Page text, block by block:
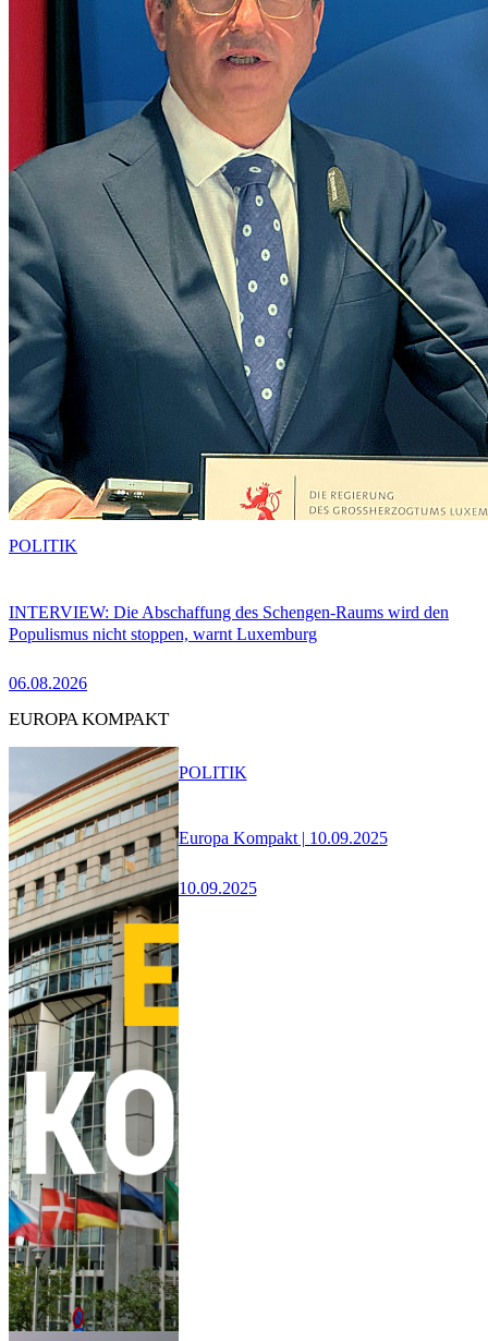
INTERVIEW: Die Abschaffung des Schengen-Raums wird den
Populismus nicht stoppen, warnt Luxemburg
06.08.2026
POLITIK
EUROPA KOMPAKT
Europa Kompakt | 10.09.2025
10.09.2025
POLITIK